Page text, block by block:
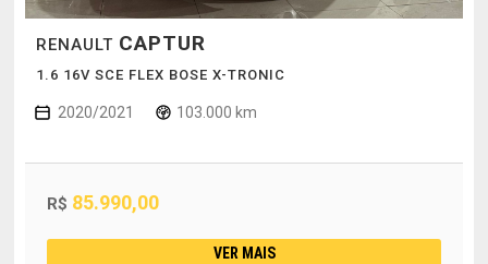
RENAULT CAPTUR
1.6 16V SCE FLEX BOSE X-TRONIC
2020/2021 103.000 km
R$ 85.990,00
VER MAIS